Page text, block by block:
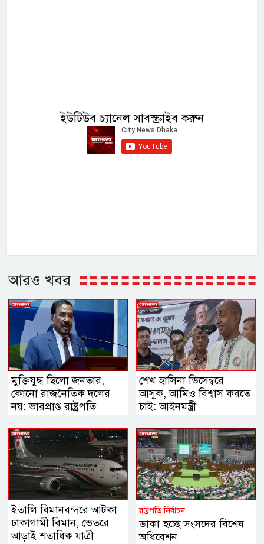
ইউটিউব চ্যানেল সাবস্ক্রাইব করুন
আরও খবর
মুক্তিযুদ্ধ ছিলো জনতার,
কোনো রাজনৈতিক দলের
নয়: ভারপ্রাপ্ত রাষ্ট্রপতি
শেখ হাসিনা ডিসেম্বরে
আসুক, আমিও বিশ্বাস করতে
চাই: আইনমন্ত্রী
ইতালি বিমানবন্দরে আটকা
ঢাকাগামী বিমান, ভেতরে
আড়াই শতাধিক যাত্রী
রাষ্ট্রপতি নির্বাচন
ডাকা হচ্ছে সংসদের বিশেষ
অধিবেশন